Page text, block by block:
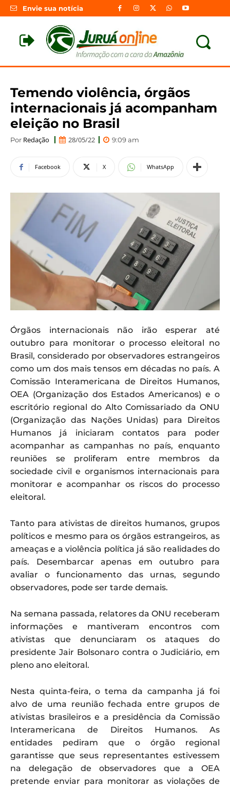
Envie sua notícia
Temendo violência, órgãos
internacionais já acompanham
eleição no Brasil
Por Redação 28/05/22 9:09 am
Facebook X WhatsApp
Órgãos internacionais não irão esperar até
outubro para monitorar o processo eleitoral no
Brasil, considerado por observadores estrangeiros
como um dos mais tensos em décadas no país. A
Comissão Interamericana de Direitos Humanos,
OEA (Organização dos Estados Americanos) e o
escritório regional do Alto Comissariado da ONU
(Organização das Nações Unidas) para Direitos
Humanos já iniciaram contatos para poder
acompanhar as campanhas no país, enquanto
reuniões se proliferam entre membros da
sociedade civil e organismos internacionais para
monitorar e acompanhar os riscos do processo
eleitoral.
Tanto para ativistas de direitos humanos, grupos
políticos e mesmo para os órgãos estrangeiros, as
ameaças e a violência política já são realidades do
país. Desembarcar apenas em outubro para
avaliar o funcionamento das urnas, segundo
observadores, pode ser tarde demais.
Na semana passada, relatores da ONU receberam
informações e mantiveram encontros com
ativistas que denunciaram os ataques do
presidente Jair Bolsonaro contra o Judiciário, em
pleno ano eleitoral.
Nesta quinta-feira, o tema da campanha já foi
alvo de uma reunião fechada entre grupos de
ativistas brasileiros e a presidência da Comissão
Interamericana de Direitos Humanos. As
entidades pediram que o órgão regional
garantisse que seus representantes estivessem
na delegação de observadores que a OEA
pretende enviar para monitorar as violações de